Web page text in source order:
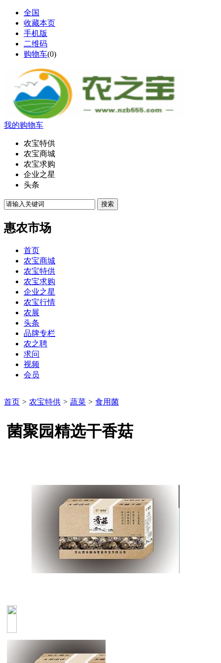
全国
收藏本页
手机版
二维码
购物车(0)
我的购物车
农宝特供
农宝商城
农宝求购
企业之星
头条
惠农市场
首页
农宝商城
农宝特供
农宝求购
企业之星
农宝行情
农展
头条
品牌专栏
农之聘
求问
视频
会员
首页 > 农宝特供 > 蔬菜 > 食用菌
菌聚园精选干香菇